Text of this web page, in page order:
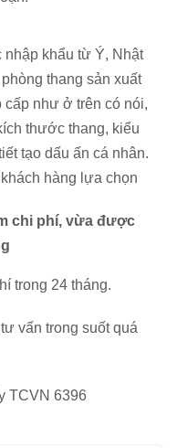
nhập khẩu từ Ý, Nhật
thang sản xuất
cấp như ở trên có nói,
thước thang, kiểu
tạo dấu ấn cá nhân.
hàng lựa chọn
chi phí, vừa được
trong 24 tháng.
vấn trong suốt quá
TCVN 6396